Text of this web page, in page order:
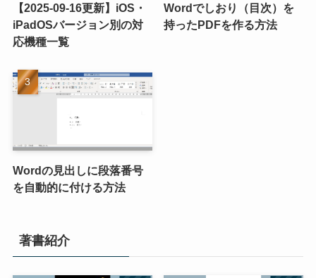
【2025-09-16更新】iOS・
iPadOSバージョン別の対
応機種一覧
Wordでしおり（目次）を
持ったPDFを作る方法
Wordの見出しに段落番号
を自動的に付ける方法
著書紹介